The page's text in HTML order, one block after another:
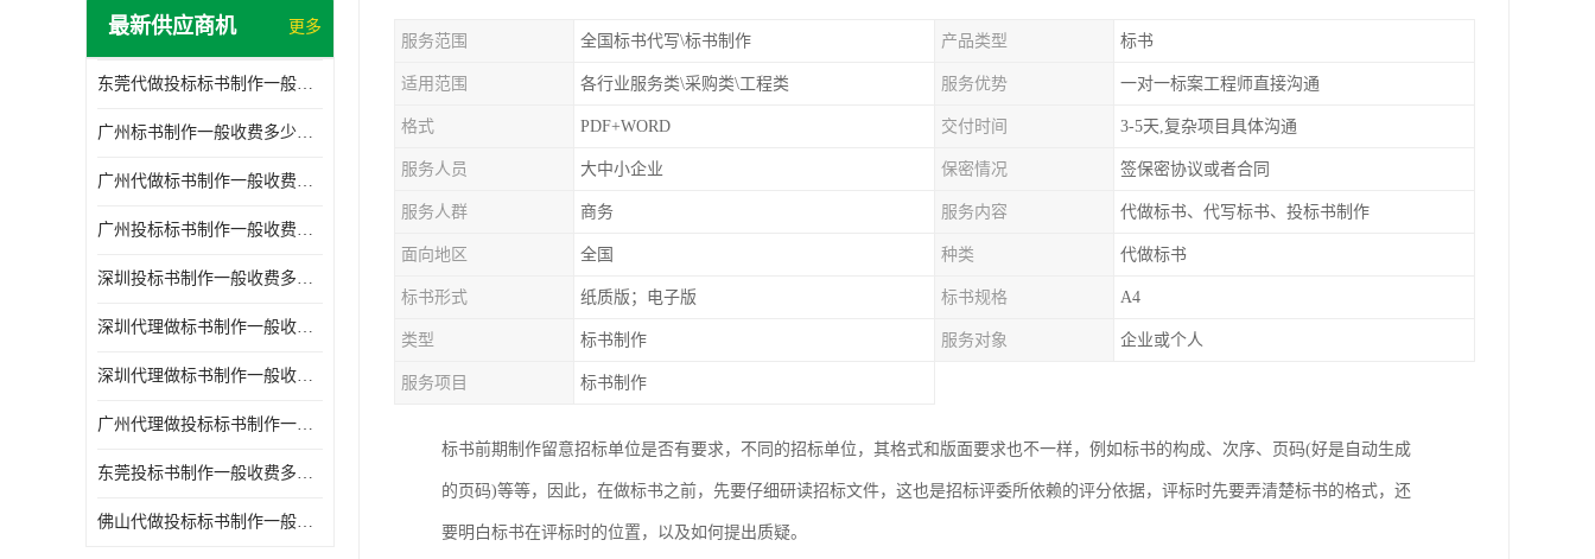
最新供应商机 更多
东莞代做投标标书制作一般收费多少钱 服务好
广州标书制作一般收费多少钱 周期快
广州代做标书制作一般收费多少钱 经验丰富
广州投标标书制作一般收费多少钱 一对一服务
深圳投标书制作一般收费多少钱 代写各类工程
深圳代理做标书制作一般收费多少钱 满足客户需求
深圳代理做标书制作一般收费多少钱 诚信合作
广州代理做投标标书制作一般收费多少钱 满足客户需求
东莞投标书制作一般收费多少钱 服务好
佛山代做投标标书制作一般收费多少钱 经验丰富
服务范围 全国标书代写\标书制作 产品类型 标书
适用范围 各行业服务类\采购类\工程类 服务优势 一对一标案工程师直接沟通
格式 PDF+WORD 交付时间 3-5天,复杂项目具体沟通
服务人员 大中小企业 保密情况 签保密协议或者合同
服务人群 商务 服务内容 代做标书、代写标书、投标书制作
面向地区 全国 种类 代做标书
标书形式 纸质版；电子版 标书规格 A4
类型 标书制作 服务对象 企业或个人
服务项目 标书制作
标书前期制作留意招标单位是否有要求，不同的招标单位，其格式和版面要求也不一样，例如标书的构成、次序、页码(好是自动生成
的页码)等等，因此，在做标书之前，先要仔细研读招标文件，这也是招标评委所依赖的评分依据，评标时先要弄清楚标书的格式，还
要明白标书在评标时的位置，以及如何提出质疑。